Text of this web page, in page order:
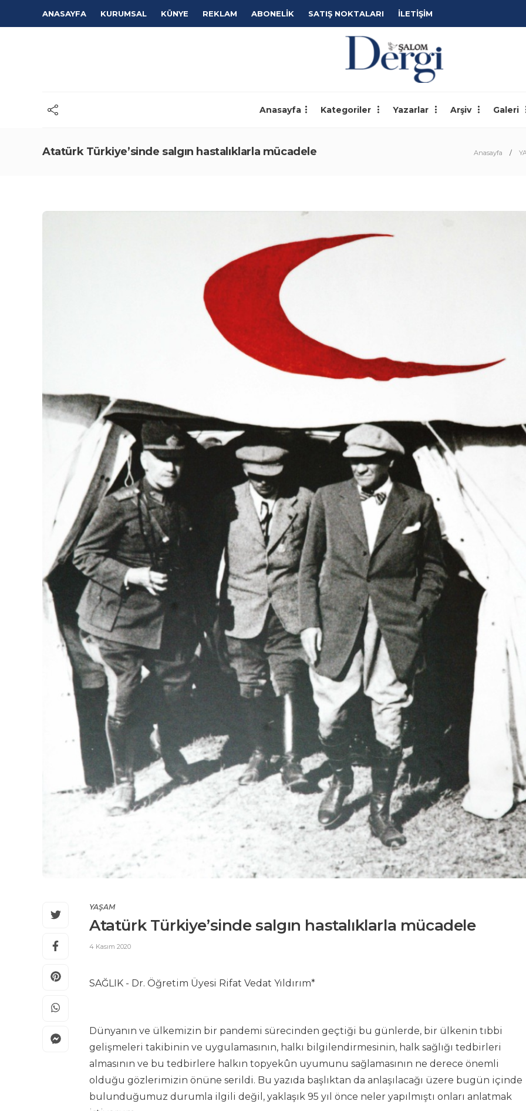
ANASAYFA KURUMSAL KÜNYE REKLAM ABONELİK SATIŞ NOKTALARI İLETİŞİM
Anasayfa Kategoriler Yazarlar Arşiv Galeri
Atatürk Türkiye’sinde salgın hastalıklarla mücadele Anasayfa
YAŞAM
Atatürk Türkiye’sinde salgın hastalıklarla mücadele
4 Kasım 2020
SAĞLIK - Dr. Öğretim Üyesi Rifat Vedat Yıldırım*
Dünyanın ve ülkemizin bir pandemi sürecinden geçtiği bu günlerde, bir ülkenin tıbbi
gelişmeleri takibinin ve uygulamasının, halkı bilgilendirmesinin, halk sağlığı tedbirleri
almasının ve bu tedbirlere halkın topyekûn uyumunu sağlamasının ne derece önemli
olduğu gözlerimizin önüne serildi. Bu yazıda başlıktan da anlaşılacağı üzere bugün içinde
bulunduğumuz durumla ilgili değil, yaklaşık 95 yıl önce neler yapılmıştı onları anlatmak